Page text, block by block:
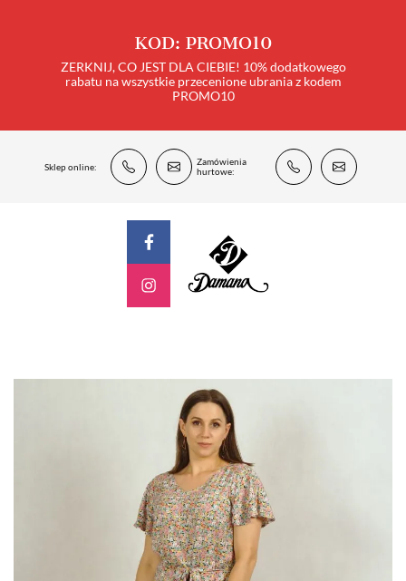
KOD: PROMO10
ZERKNIJ, CO JEST DLA CIEBIE! 10% dodatkowego
rabatu na wszystkie przecenione ubrania z kodem
PROMO10
Sklep online:
Zamówienia
hurtowe: